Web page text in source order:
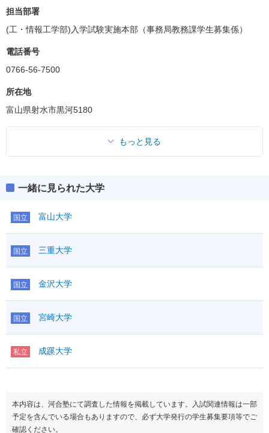
担当部署
(工・情報工学部)入学試験実施本部（事務局教務課学生募集係）
電話番号
0766-56-7500
所在地
富山県射水市黒河5180
もっと見る
一緒に見られた大学
国立 富山大学
国立 三重大学
国立 金沢大学
国立 宮崎大学
私立 成蹊大学
本内容は、河合塾にて調査した情報を掲載しています。入試関連情報は一部
予定を含んでいる場合もありますので、必ず大学発行の学生募集要項等でご
確認ください。